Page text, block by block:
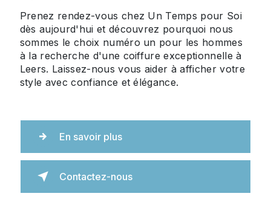
Prenez rendez-vous chez Un Temps pour Soi
dès aujourd'hui et découvrez pourquoi nous
sommes le choix numéro un pour les hommes
à la recherche d'une coiffure exceptionnelle à
Leers. Laissez-nous vous aider à afficher votre
style avec confiance et élégance.
En savoir plus
Contactez-nous